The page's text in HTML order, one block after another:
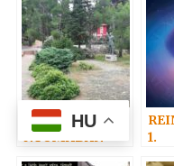
Hoffmann
professzor
ADELMA
NYOMÁBAN
1.
HU